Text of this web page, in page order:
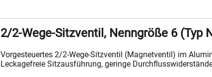
2/2-Wege-Sitzventil, Nenngröße 6 (Typ
Vorgesteuertes 2/2-Wege-Sitzventil (Magnetventil) im
Leckagefreie Sitzausführung, geringe